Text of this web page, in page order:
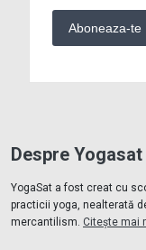
Despre Yogasat
YogaSat a fost creat cu
practicii yoga, nealterată
mercantilism. Citește mai